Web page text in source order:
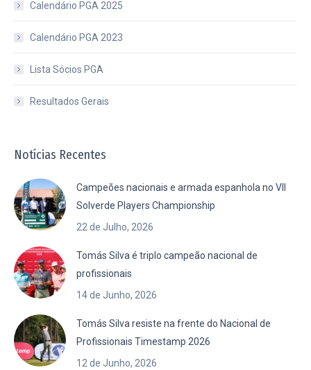
Calendário PGA 2025
Calendário PGA 2023
Lista Sócios PGA
Resultados Gerais
Notícias Recentes
Campeões nacionais e armada espanhola no VII
Solverde Players Championship
22 de Julho, 2026
Tomás Silva é triplo campeão nacional de
profissionais
14 de Junho, 2026
Tomás Silva resiste na frente do Nacional de
Profissionais Timestamp 2026
12 de Junho, 2026